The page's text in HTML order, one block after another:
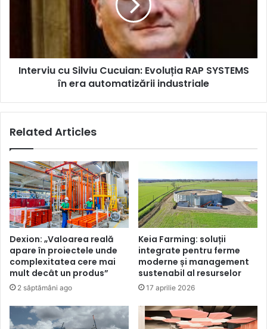
era
automatizării
Interviu cu Silviu Cucuian: Evoluția RAP SYSTEMS
în era automatizării industriale
Related Articles
Dexion: „Valoarea reală
apare în proiectele unde
complexitatea cere mai
mult decât un produs”
2 săptămâni ago
Keia Farming: soluții
integrate pentru ferme
moderne și management
sustenabil al resurselor
17 aprilie 2026